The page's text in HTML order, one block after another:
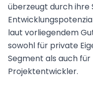
überzeugt durch ihre
laut vorliegendem
sowohl für private
Segment als auch
Projektentwickler.